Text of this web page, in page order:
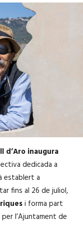
d’Aro inaugura
dedicada a
establert a
fins al 26 de juliol,
i forma part
l’Ajuntament de